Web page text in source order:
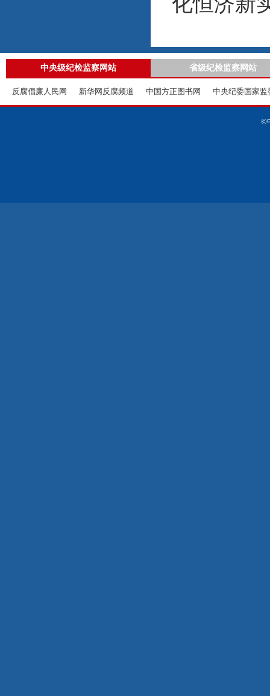
中央级纪检监察网站 省级纪检监察网站
反腐倡廉人民网 新华网反腐频道 中国方正图书网 中央纪委国家监
©